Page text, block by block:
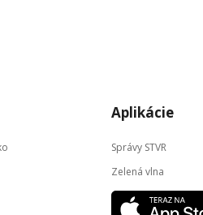
Aplikácie
Správy STVR
Zelená vlna